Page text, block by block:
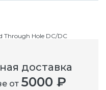
Through Hole DC/DC
доставка
от 5000 ₽